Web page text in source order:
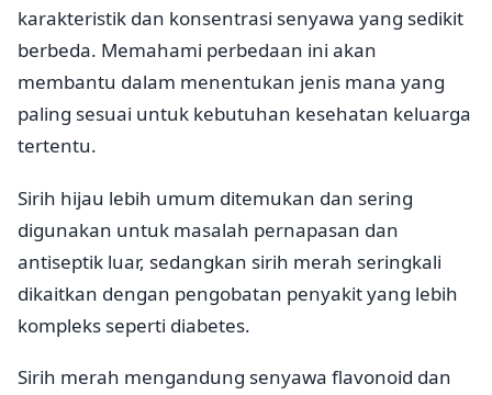
karakteristik dan konsentrasi senyawa yang sedikit
berbeda. Memahami perbedaan ini akan
membantu dalam menentukan jenis mana yang
paling sesuai untuk kebutuhan kesehatan keluarga
tertentu.
Sirih hijau lebih umum ditemukan dan sering
digunakan untuk masalah pernapasan dan
antiseptik luar, sedangkan sirih merah seringkali
dikaitkan dengan pengobatan penyakit yang lebih
kompleks seperti diabetes.
Sirih merah mengandung senyawa flavonoid dan